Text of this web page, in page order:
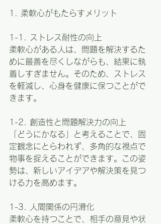
1. 柔軟心がもたらすメリット
1-1. ストレス耐性の向上
柔軟心がある人は、問題を解決するた
めに最善を尽くしながらも、結果に執
着しすぎません。そのため、ストレス
を軽減し、心身を健康に保つことがで
きます。
1-2. 創造性と問題解決力の向上
「どうにかなる」と考えることで、固
定観念にとらわれず、多角的な視点で
物事を捉えることができます。この姿
勢は、新しいアイデアや解決策を見つ
ける力を高めます。
1-3. 人間関係の円滑化
柔軟心を持つことで、相手の意見や状